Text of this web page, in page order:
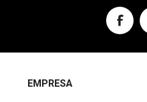
EMPRESA